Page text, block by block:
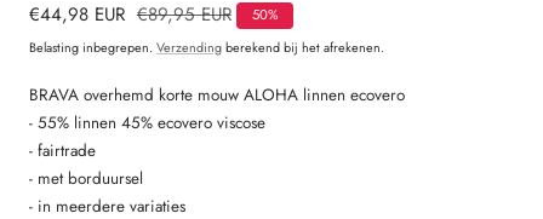
Verkoopprijs
€44,98 EUR Normale
prijs
€89,95 EUR
50%
Belasting inbegrepen. Verzendingberekend bij het afrekenen.
BRAVA overhemd korte mouw ALOHA linnen ecovero
- 55% linnen 45% ecovero viscose
- fairtrade
- met borduursel
- in meerdere variaties